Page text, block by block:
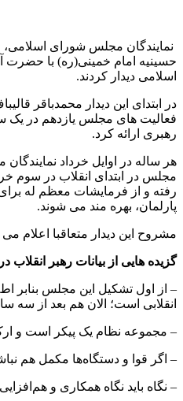
نمایندگان مجلس شورای اسلامی،
حسینیه امام خمینی(ره) با حضرت
اسلامی دیدار کردند.
در ابتدای این دیدار محمدباقر
فعالیت های مجلس یازدهم در
رهبری ارائه کرد.
هر ساله در اوایل خرداد
رفته و از فرمایشات معظم له
پارلمان، بهره مند می شوند.
مشروح این دیدار متعاقبا اعلام
گزیده هایی از بیانات رهبر
– از اول تشکیل این مجلس بنابر
انقلابی است؛ الان هم بعد از سه
– مجموعه نظام یک پیکر است و
– اگر قوا و دستگاه‌ها مکمل هم
– نگاه باید نگاه همکاری و